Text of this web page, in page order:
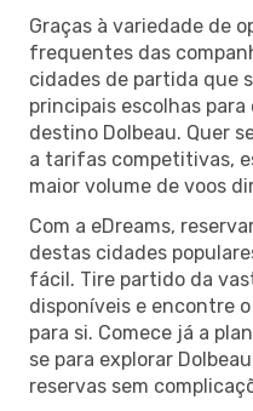
Graças à variedade de
frequentes das
cidades de partida que
principais escolhas
destino Dolbeau. Quer
a tarifas competitivas,
maior volume de voos
Com a eDreams,
destas cidades
fácil. Tire partido da
disponíveis e encontre
para si. Comece já a
se para explorar
reservas sem